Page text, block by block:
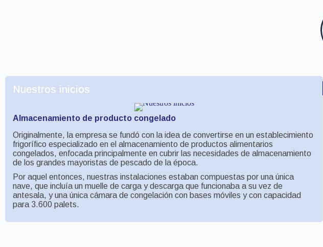
Nuestros inicios
Almacenamiento de producto congelado
Originalmente, la empresa se fundó con la idea de convertirse en un establecimiento
frigorífico especializado en el almacenamiento de productos alimentarios
congelados, enfocada principalmente en cubrir las necesidades de almacenamiento
de los grandes mayoristas de pescado de la época.
Por aquel entonces, nuestras instalaciones estaban compuestas por una única
nave, que incluía un muelle de carga y descarga que funcionaba a su vez de
antesala, y una única cámara de congelación con bases móviles y con capacidad
para 3.600 palets.